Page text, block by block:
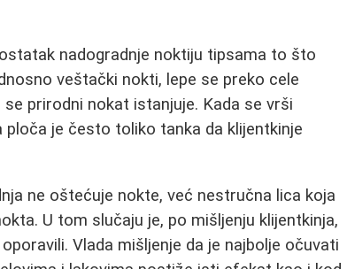
nadogradnje noktiju tipsama to što
veštački nokti, lepe se preko cele
prirodni nokat istanjuje. Kada se vrši
ploča je često toliko tanka da klijentkinje
ne oštećuje nokte, već nestručna lica koja
U tom slučaju je, po mišljenju klijentkinja,
Vlada mišljenje da je najbolje očuvati